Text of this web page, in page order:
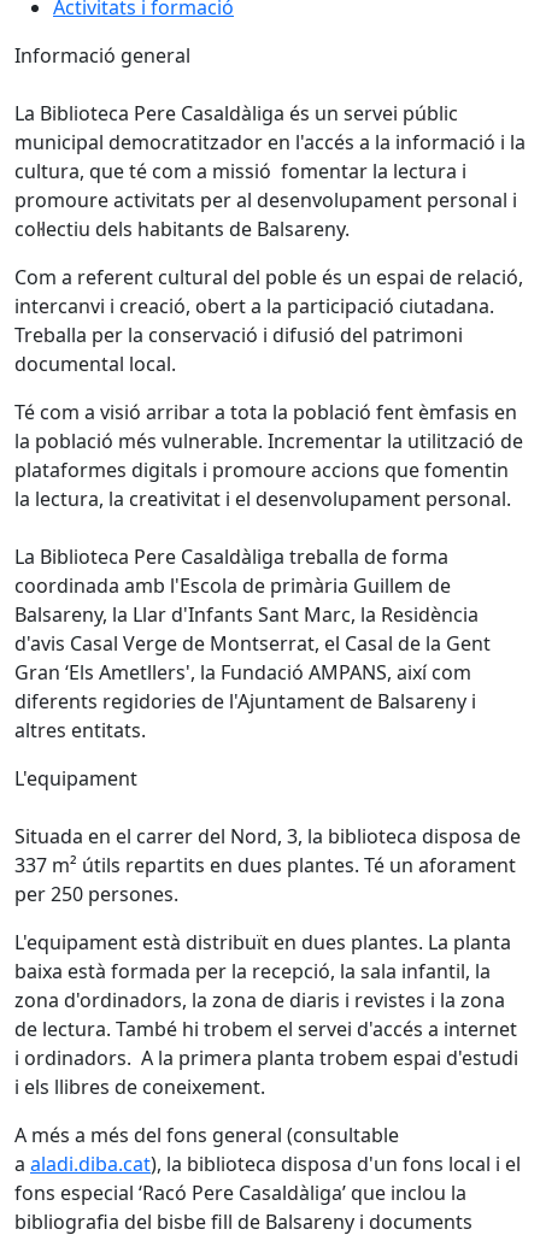
Activitats i formació
Informació general
La Biblioteca Pere Casaldàliga és un servei públic
municipal democratitzador en l'accés a la informació i la
cultura, que té com a missió fomentar la lectura i
promoure activitats per al desenvolupament personal i
col·lectiu dels habitants de Balsareny.
Com a referent cultural del poble és un espai de relació,
intercanvi i creació, obert a la participació ciutadana.
Treballa per la conservació i difusió del patrimoni
documental local.
Té com a visió arribar a tota la població fent èmfasis en
la població més vulnerable. Incrementar la utilització de
plataformes digitals i promoure accions que fomentin
la lectura, la creativitat i el desenvolupament personal.
La Biblioteca Pere Casaldàliga treballa de forma
coordinada amb l'Escola de primària Guillem de
Balsareny, la Llar d'Infants Sant Marc, la Residència
d'avis Casal Verge de Montserrat, el Casal de la Gent
Gran ‘Els Ametllers', la Fundació AMPANS, així com
diferents regidories de l'Ajuntament de Balsareny i
altres entitats.
L'equipament
Situada en el carrer del Nord, 3, la biblioteca disposa de
337 m² útils repartits en dues plantes. Té un aforament
per 250 persones.
L'equipament està distribuït en dues plantes. La planta
baixa està formada per la recepció, la sala infantil, la
zona d'ordinadors, la zona de diaris i revistes i la zona
de lectura. També hi trobem el servei d'accés a internet
i ordinadors. A la primera planta trobem espai d'estudi
i els llibres de coneixement.
A més a més del fons general (consultable
a aladi.diba.cat), la biblioteca disposa d'un fons local i el
fons especial ‘Racó Pere Casaldàliga’ que inclou la
bibliografia del bisbe fill de Balsareny i documents